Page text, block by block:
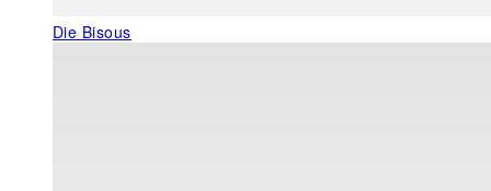
Die Bisous